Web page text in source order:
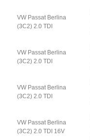
VW Passat Berlina
(3C2) 2.0 TDI
VW Passat Berlina
(3C2) 2.0 TDI
VW Passat Berlina
(3C2) 2.0 TDI
VW Passat Berlina
(3C2) 2.0 TDI 16V